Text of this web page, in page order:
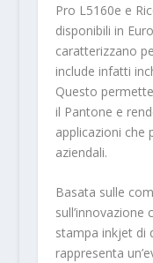
Pro L5160e e
disponibili in
caratterizzano
include infatti
Questo
il Pantone e
applicazioni che
aziendali.
Basata sulle
stampa inkjet di
rappresenta